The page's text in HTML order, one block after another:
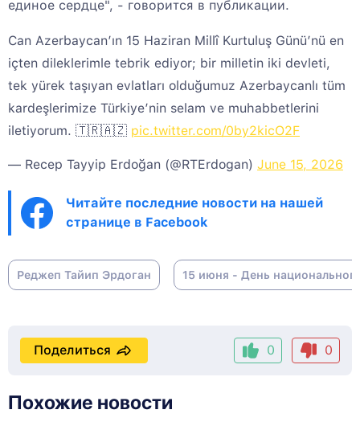
единое сердце", - говорится в публикации.
Can Azerbaycan’ın 15 Haziran Millî Kurtuluş Günü’nü en
içten dileklerimle tebrik ediyor; bir milletin iki devleti,
tek yürek taşıyan evlatları olduğumuz Azerbaycanlı tüm
kardeşlerimize Türkiye’nin selam ve muhabbetlerini
iletiyorum. 🇹🇷🇦🇿 pic.twitter.com/0by2kicO2F
— Recep Tayyip Erdoğan (@RTErdogan) June 15, 2026
Читайте последние новости на нашей
странице в Facebook
Реджеп Тайип Эрдоган 15 июня - День
0 0
Поделиться
Похожие новости